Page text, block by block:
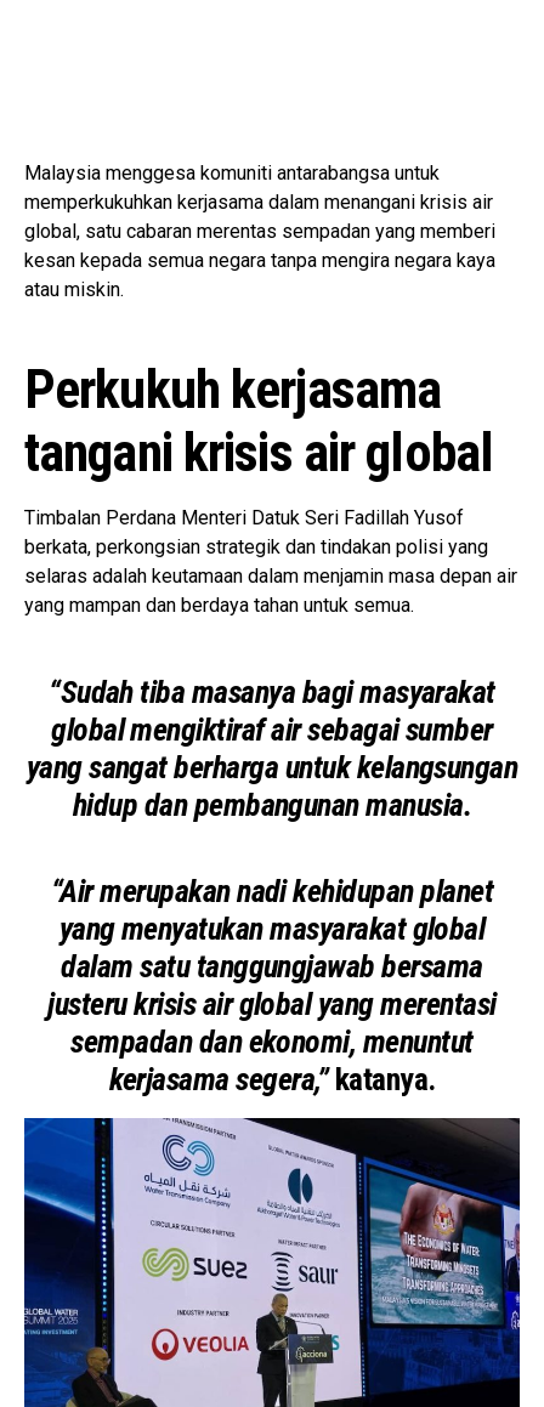
Malaysia menggesa komuniti antarabangsa untuk
memperkukuhkan kerjasama dalam menangani krisis air
global, satu cabaran merentas sempadan yang memberi
kesan kepada semua negara tanpa mengira negara kaya
atau miskin.
Perkukuh kerjasama
tangani krisis air global
Timbalan Perdana Menteri Datuk Seri Fadillah Yusof
berkata, perkongsian strategik dan tindakan polisi yang
selaras adalah keutamaan dalam menjamin masa depan air
yang mampan dan berdaya tahan untuk semua.
“Sudah tiba masanya bagi masyarakat
global mengiktiraf air sebagai sumber
yang sangat berharga untuk kelangsungan
hidup dan pembangunan manusia.
“Air merupakan nadi kehidupan planet
yang menyatukan masyarakat global
dalam satu tanggungjawab bersama
justeru krisis air global yang merentasi
sempadan dan ekonomi, menuntut
kerjasama segera,”katanya.